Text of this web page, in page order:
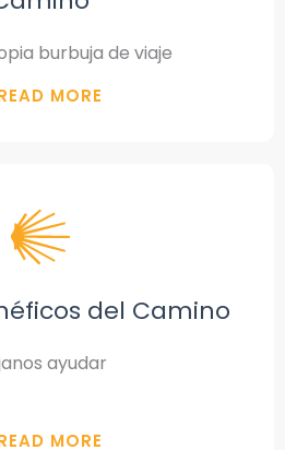
burbuja de viaje
del Camino
ayudar